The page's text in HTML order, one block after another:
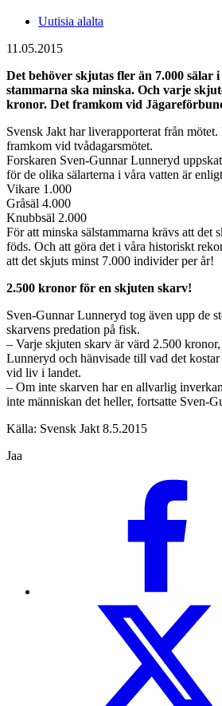
Uutisia alalta
11.05.2015
Det behöver skjutas fler än 7.000 sälar
stammarna ska minska. Och varje
kronor. Det framkom vid
Svensk Jakt har liverapporterat från
framkom vid tvådagarsmötet.
Forskaren Sven-Gunnar Lunneryd
för de olika sälarterna i våra vatten är
Vikare 1.000
Gråsäl 4.000
Knubbsäl 2.000
För att minska sälstammarna krävs att det
föds. Och att göra det i våra historiskt
att det skjuts minst 7.000 individer per år!
2.500 kronor för en skjuten skarv!
Sven-Gunnar Lunneryd tog även upp de
skarvens predation på fisk.
– Varje skjuten skarv är värd 2.500
Lunneryd och hänvisade till vad det
vid liv i landet.
– Om inte skarven har en allvarlig
inte människan det heller, fortsatte Sven-
Källa: Svensk Jakt 8.5.2015
Jaa